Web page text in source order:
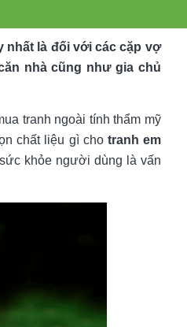
nhất là đối với các cặp vợ
nhà cũng như gia chủ
tranh ngoài tính thẩm mỹ
chất liệu gì cho tranh em
khỏe người dùng là vấn